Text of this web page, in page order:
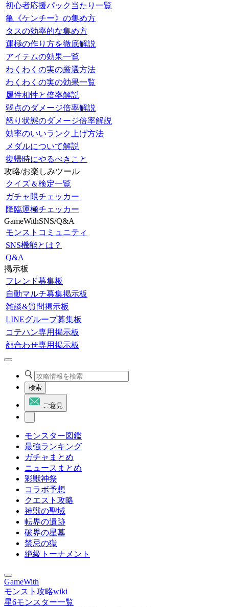
初心者応援パック当たり一覧
亀《ケンチー》の集め方
タスの効率的な集め方
運極の作り方を徹底解説
アイテムの効果一覧
わくわくの実の厳選方法
わくわくの実の効果一覧
属性相性と倍率解説
弱点のダメージ倍率解説
怒り状態のダメージ倍率解説
効率のいいランク上げ方法
メダルについて解説
復帰時にやるべきこと
攻略/お楽しみツール
クイズ＆検定一覧
ガチャ限チェッカー
降臨運極チェッカー
GameWithSNS/Q&A
モンストコミュニティ
SNS機能とは？
Q&A
掲示板
フレンド募集板
自動マルチ募集掲示板
雑談&質問掲示板
LINEグループ募集板
コテハン専用掲示板
顔合わせ専用掲示板
検索
ご意見
モンスター図鑑
最強ランキング
ガチャまとめ
ニュースまとめ
彩獣神祭
コラボ予想
クエスト攻略
神獣の聖域
転界の遺跡
破界の星墓
禁忌の獄
絶級トーナメント
GameWith
モンスト攻略wiki
星6モンスター一覧